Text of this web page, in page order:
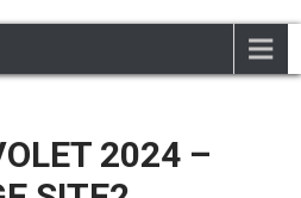
2024 –